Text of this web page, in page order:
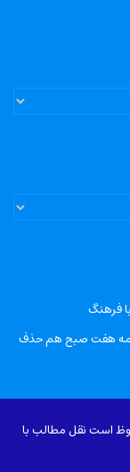
فرهنگ
هفت صبح هم حذف
است نقل مطالب با